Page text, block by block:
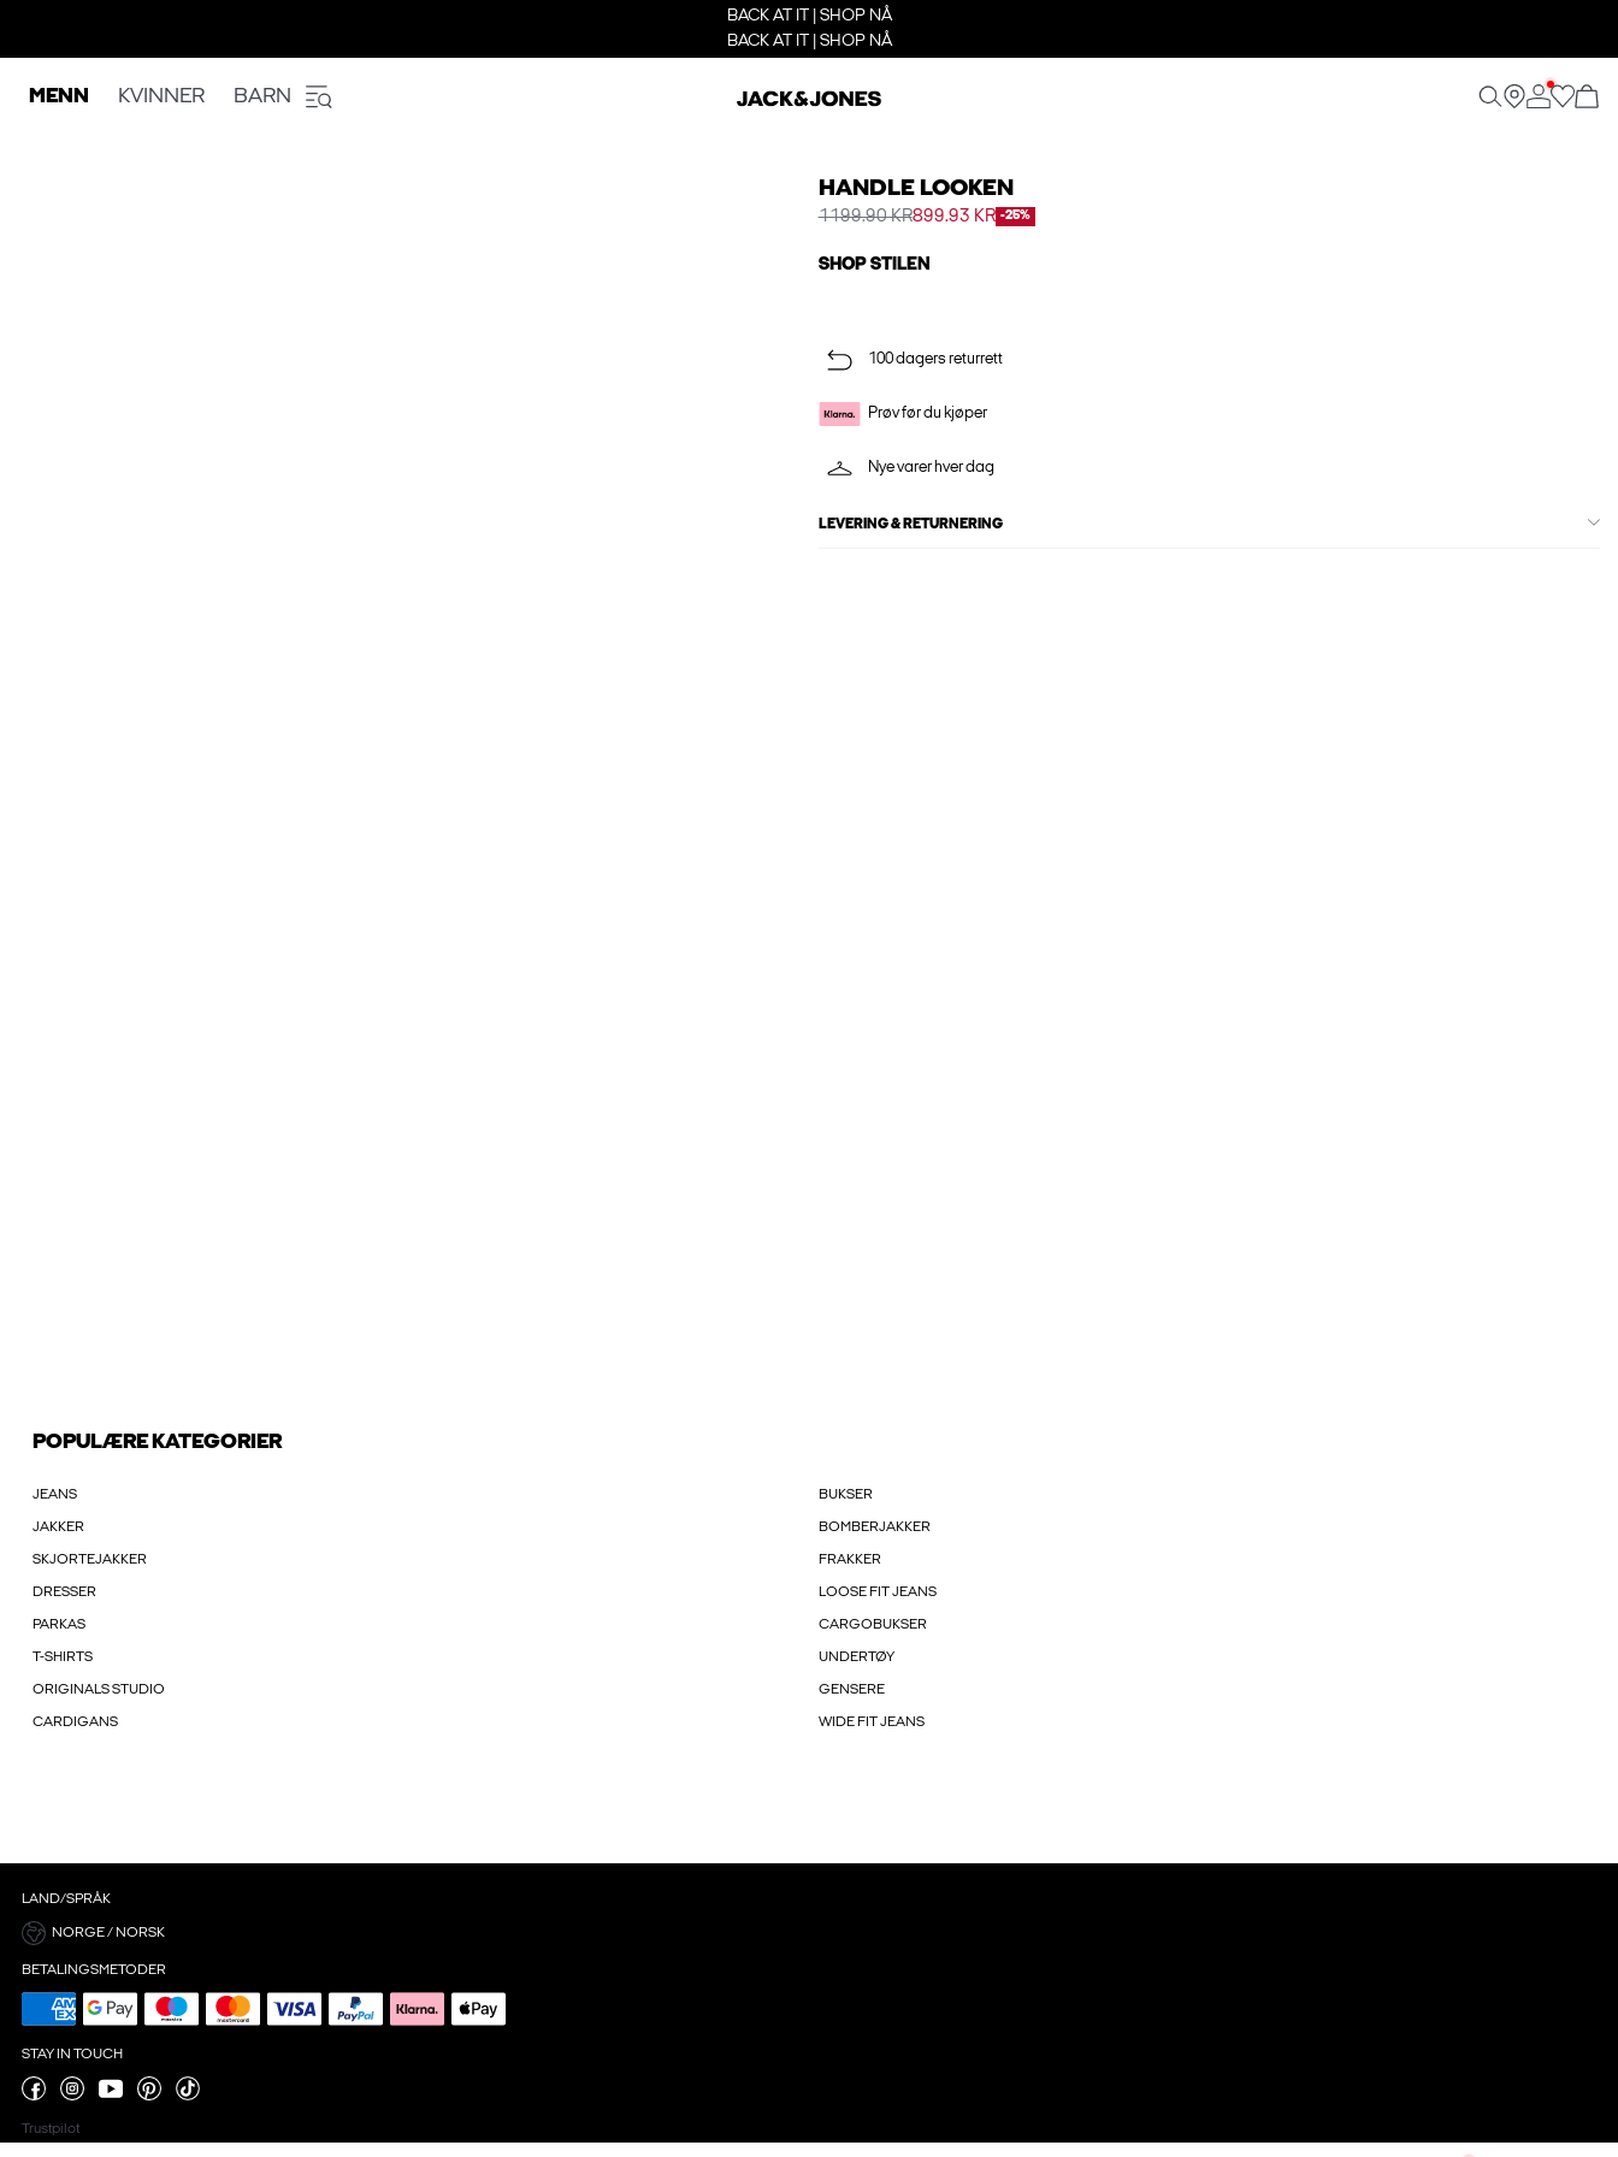
BACK AT IT | SHOP NÅ
BACK AT IT | SHOP NÅ
MENN KVINNER BARN
HANDLE LOOKEN
1199.90 KR899.93 KR -25%
SHOP STILEN
100 dagers returrett
Prøv før du kjøper
Nye varer hver dag
LEVERING & RETURNERING
POPULÆRE KATEGORIER
JEANS BUKSER
JAKKER BOMBERJAKKER
SKJORTEJAKKER FRAKKER
DRESSER LOOSE FIT JEANS
PARKAS CARGOBUKSER
T-SHIRTS UNDERTØY
ORIGINALS STUDIO GENSERE
CARDIGANS WIDE FIT JEANS
LAND/SPRÅK
NORGE / NORSK
BETALINGSMETODER
STAY IN TOUCH
Trustpilot